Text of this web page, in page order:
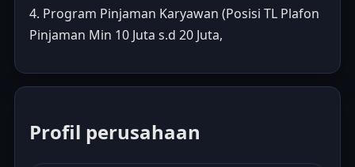
4. Program Pinjaman Karyawan (Posisi TL Plafon
Pinjaman Min 10 Juta s.d 20 Juta,
Profil perusahaan